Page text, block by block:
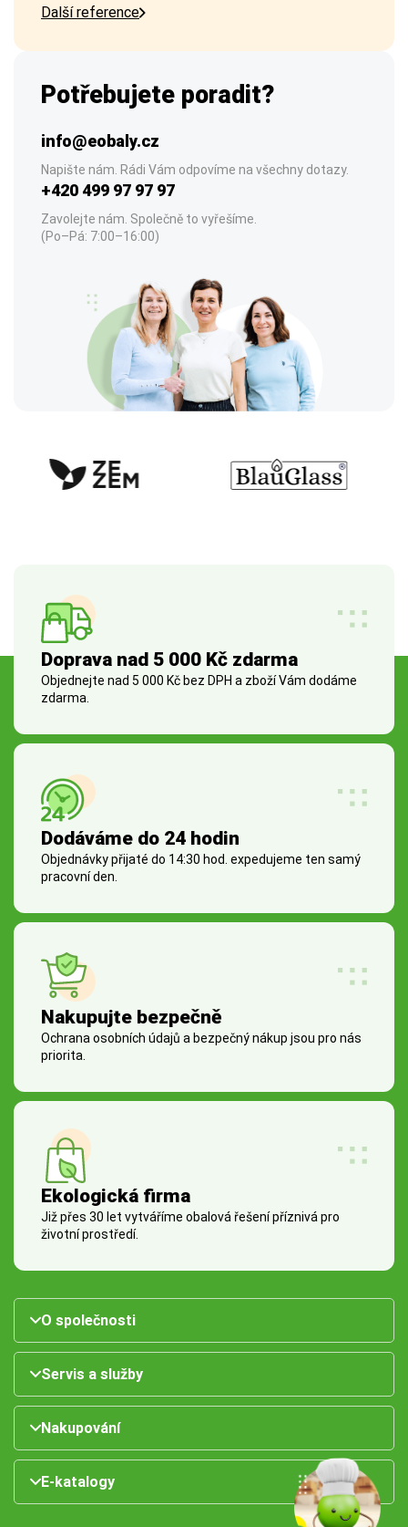
Další reference
Potřebujete poradit?
info@eobaly.cz
Napište nám. Rádi Vám odpovíme na všechny dotazy.
+420 499 97 97 97
Zavolejte nám. Společně to vyřešíme.
(Po–Pá: 7:00–16:00)
Doprava nad 5 000 Kč zdarma
Objednejte nad 5 000 Kč bez DPH a zboží Vám dodáme
zdarma.
Dodáváme do 24 hodin
Objednávky přijaté do 14:30 hod. expedujeme ten samý
pracovní den.
Nakupujte bezpečně
Ochrana osobních údajů a bezpečný nákup jsou pro nás
priorita.
Ekologická firma
Již přes 30 let vytváříme obalová řešení příznivá pro
životní prostředí.
O společnosti
Servis a služby
Nakupování
E-katalogy